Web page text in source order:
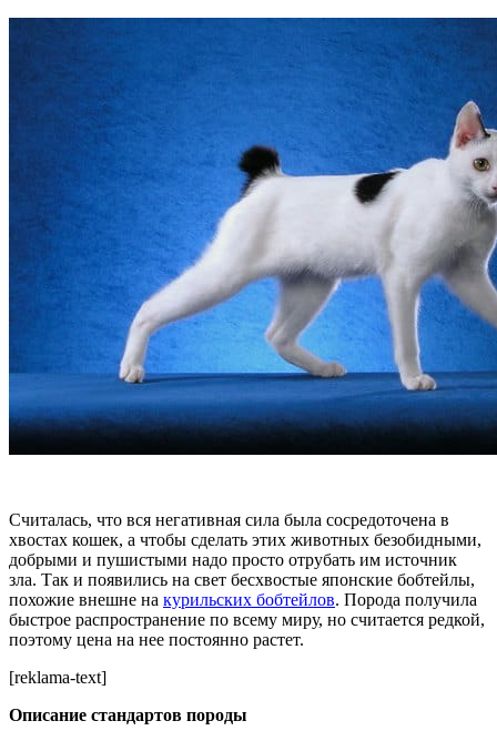
Считалась, что вся негативная сила была сосредоточена в
хвостах кошек, а чтобы сделать этих животных безобидными,
добрыми и пушистыми надо просто отрубать им источник
зла. Так и появились на свет бесхвостые японские бобтейлы,
похожие внешне на курильских бобтейлов. Порода получила
быстрое распространение по всему миру, но считается редкой,
поэтому цена на нее постоянно растет.
[reklama-text]
Описание стандартов породы